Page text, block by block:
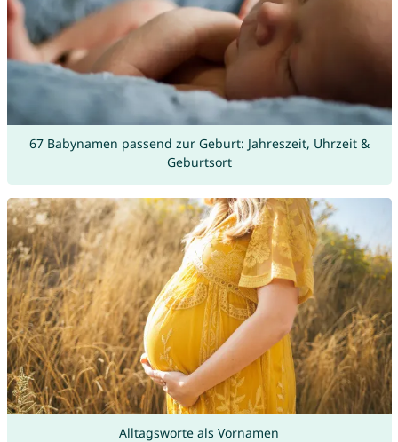
67 Babynamen passend zur Geburt: Jahreszeit, Uhrzeit &
Geburtsort
Alltagsworte als Vornamen